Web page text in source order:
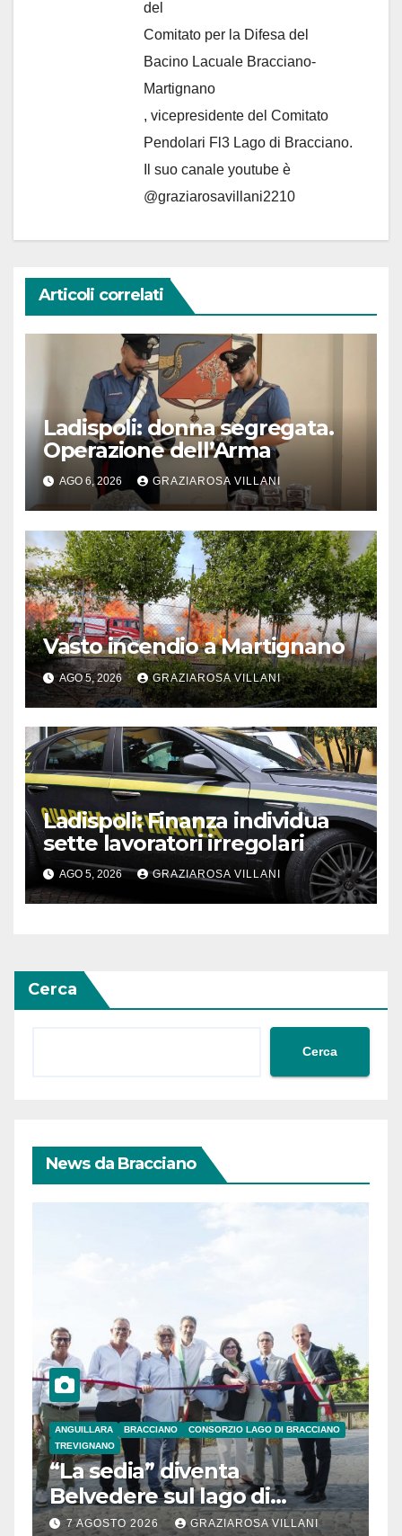
del
Comitato per la Difesa del
Bacino Lacuale Bracciano-
Martignano
, vicepresidente del Comitato
Pendolari Fl3 Lago di Bracciano.
Il suo canale youtube è
@graziarosavillani2210
Articoli correlati
Ladispoli: donna segregata.
Operazione dell’Arma
AGO 6, 2026 GRAZIAROSA VILLANI
Vasto incendio a Martignano
AGO 5, 2026 GRAZIAROSA VILLANI
Ladispoli: Finanza individua
sette lavoratori irregolari
AGO 5, 2026 GRAZIAROSA VILLANI
Cerca
Cerca
News da Bracciano
ANGUILLARA BRACCIANO
CONSORZIO LAGO DI BRACCIANO
TREVIGNANO
“La sedia” diventa
Belvedere sul lago di
Bracciano: ieri
7 AGOSTO 2026 GRAZIAROSA VILLANI